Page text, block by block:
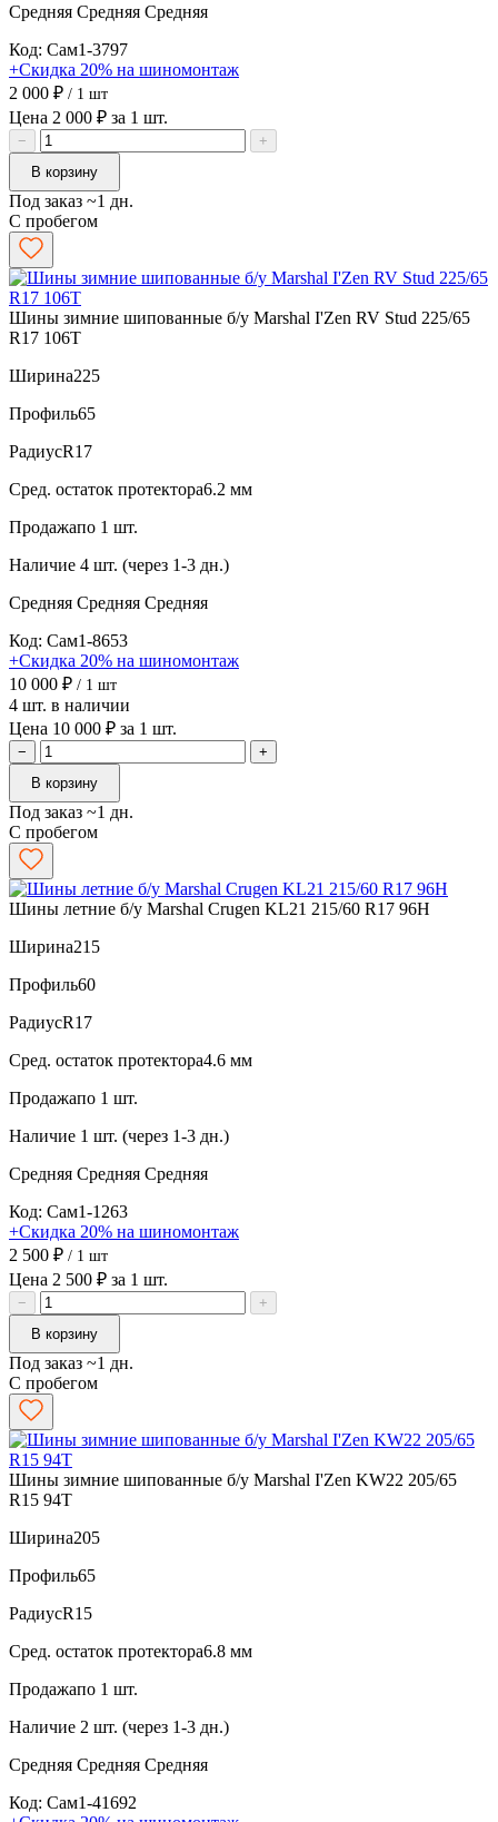
Средняя Средняя Средняя
Код: Сам1-3797
+Скидка 20% на шиномонтаж
2 000 ₽ / 1 шт
Цена 2 000 ₽ за 1 шт.
−
+
В корзину
Под заказ ~1 дн.
С пробегом
Шины зимние шипованные б/у Marshal I'Zen RV Stud 225/65
R17 106T
Ширина225
Профиль65
РадиусR17
Сред. остаток протектора6.2 мм
Продажапо 1 шт.
Наличие 4 шт. (через 1-3 дн.)
Средняя Средняя Средняя
Код: Сам1-8653
+Скидка 20% на шиномонтаж
10 000 ₽ / 1 шт
4 шт. в наличии
Цена 10 000 ₽ за 1 шт.
−
+
В корзину
Под заказ ~1 дн.
С пробегом
Шины летние б/у Marshal Crugen KL21 215/60 R17 96H
Ширина215
Профиль60
РадиусR17
Сред. остаток протектора4.6 мм
Продажапо 1 шт.
Наличие 1 шт. (через 1-3 дн.)
Средняя Средняя Средняя
Код: Сам1-1263
+Скидка 20% на шиномонтаж
2 500 ₽ / 1 шт
Цена 2 500 ₽ за 1 шт.
−
+
В корзину
Под заказ ~1 дн.
С пробегом
Шины зимние шипованные б/у Marshal I'Zen KW22 205/65
R15 94T
Ширина205
Профиль65
РадиусR15
Сред. остаток протектора6.8 мм
Продажапо 1 шт.
Наличие 2 шт. (через 1-3 дн.)
Средняя Средняя Средняя
Код: Сам1-41692